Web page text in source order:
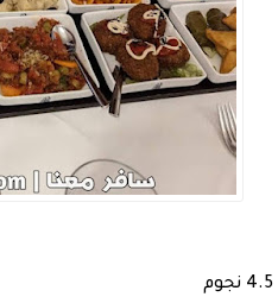
4.5 نجوم